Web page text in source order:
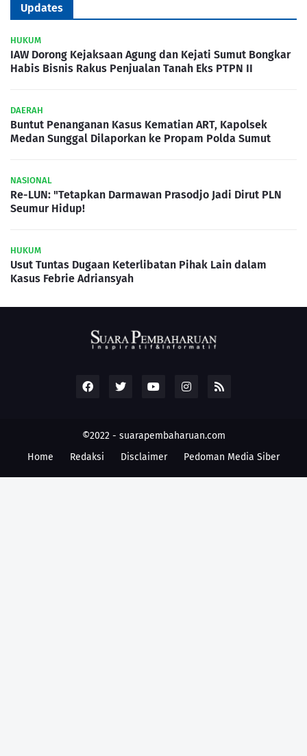
Updates
HUKUM
IAW Dorong Kejaksaan Agung dan Kejati Sumut Bongkar
Habis Bisnis Rakus Penjualan Tanah Eks PTPN II
DAERAH
Buntut Penanganan Kasus Kematian ART, Kapolsek
Medan Sunggal Dilaporkan ke Propam Polda Sumut
NASIONAL
Re-LUN: "Tetapkan Darmawan Prasodjo Jadi Dirut PLN
Seumur Hidup!
HUKUM
Usut Tuntas Dugaan Keterlibatan Pihak Lain dalam
Kasus Febrie Adriansyah
©2022 - suarapembaharuan.com
Home
Redaksi Disclaimer Pedoman Media Siber